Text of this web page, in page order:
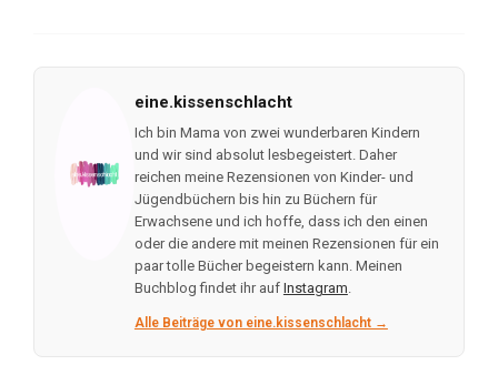
eine.kissenschlacht
Ich bin Mama von zwei wunderbaren Kindern
und wir sind absolut lesbegeistert. Daher
reichen meine Rezensionen von Kinder- und
Jügendbüchern bis hin zu Büchern für
Erwachsene und ich hoffe, dass ich den einen
oder die andere mit meinen Rezensionen für ein
paar tolle Bücher begeistern kann. Meinen
Buchblog findet ihr auf Instagram.
Alle Beiträge von eine.kissenschlacht →